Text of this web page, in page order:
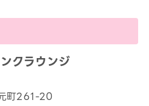
クラウンジ
町261-20